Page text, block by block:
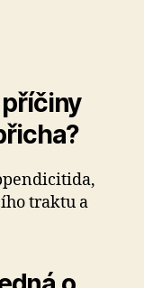
traktu a